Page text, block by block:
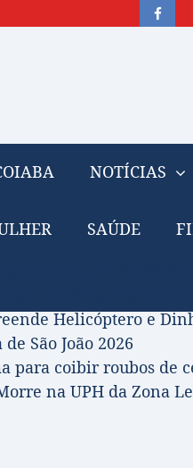
NOTÍCIAS
SAÚDE
Helicóptero e
São João 2026
para coibir roubos de
na UPH da Zona